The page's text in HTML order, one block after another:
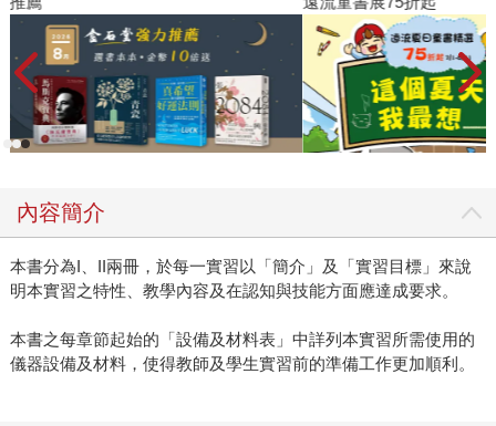
內容簡介
本書分為I、II兩冊，於每一實習以「簡介」及「實習目標」來說
明本實習之特性、教學內容及在認知與技能方面應達成要求。
本書之每章節起始的「設備及材料表」中詳列本實習所需使用的
儀器設備及材料，使得教師及學生實習前的準備工作更加順利。